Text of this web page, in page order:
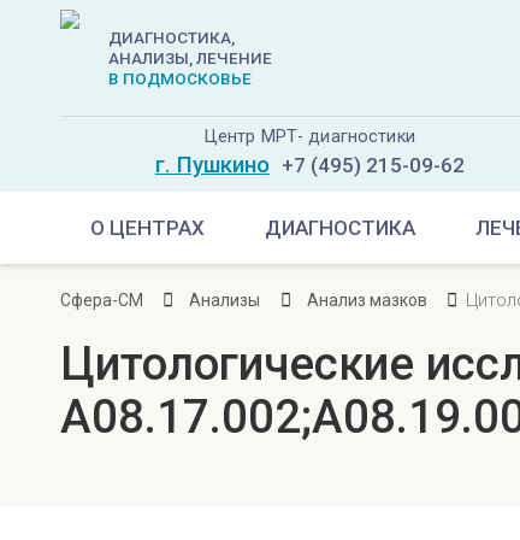
ДИАГНОСТИКА,
АНАЛИЗЫ, ЛЕЧЕНИЕ
В ПОДМОСКОВЬЕ
Центр МРТ- диагностики
г. Пушкино +7 (495) 215-09-62
О ЦЕНТРАХ ДИАГНОСТИКА
Сфера-СМ Анализы Анализ мазков
Цитологические